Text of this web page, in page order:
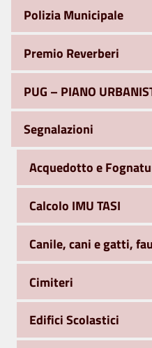
Polizia Municipale
Premio Reverberi
PUG – PIANO
Segnalazioni
Acquedotto e
Calcolo IMU TASI
Canile, cani e gatti,
Cimiteri
Edifici Scolastici